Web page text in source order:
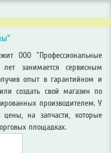
ООО "Профессиональные
занимается сервисным
опыт в гарантийном и
создать свой магазин по
производителем. У
на запчасти, которые
площадках.